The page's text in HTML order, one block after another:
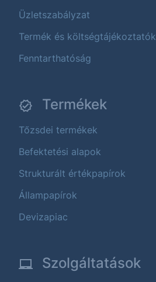
Üzletszabályzat
Termék és költségtájékoztatók
Fenntarthatóság
Termékek
Tőzsdei termékek
Befektetési alapok
Strukturált értékpapírok
Állampapírok
Devizapiac
Szolgáltatások